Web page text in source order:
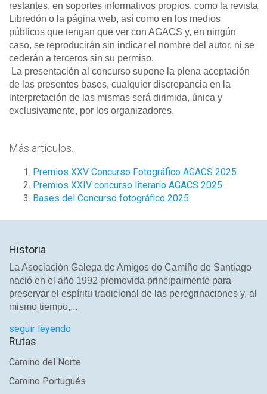
restantes, en soportes informativos propios, como la revista
Libredón o la página web, así como en los medios
públicos que tengan que ver con AGACS y, en ningún
caso, se reproducirán sin indicar el nombre del autor, ni se
cederán a terceros sin su permiso.
La presentación al concurso supone la plena aceptación
de las presentes bases, cualquier discrepancia en la
interpretación de las mismas será dirimida, única y
exclusivamente, por los organizadores.
Más artículos...
Premios XXV Concurso Fotográfico AGACS 2025
Premios XXIV concurso literario AGACS 2025
Bases del Concurso fotográfico 2025
Historia
La Asociación Galega de Amigos do Camiño de Santiago
nació en el año 1992 promovida principalmente para
preservar el espíritu tradicional de las peregrinaciones y, al
mismo tiempo,...
seguir leyendo
Rutas
Camino del Norte
Camino Portugués